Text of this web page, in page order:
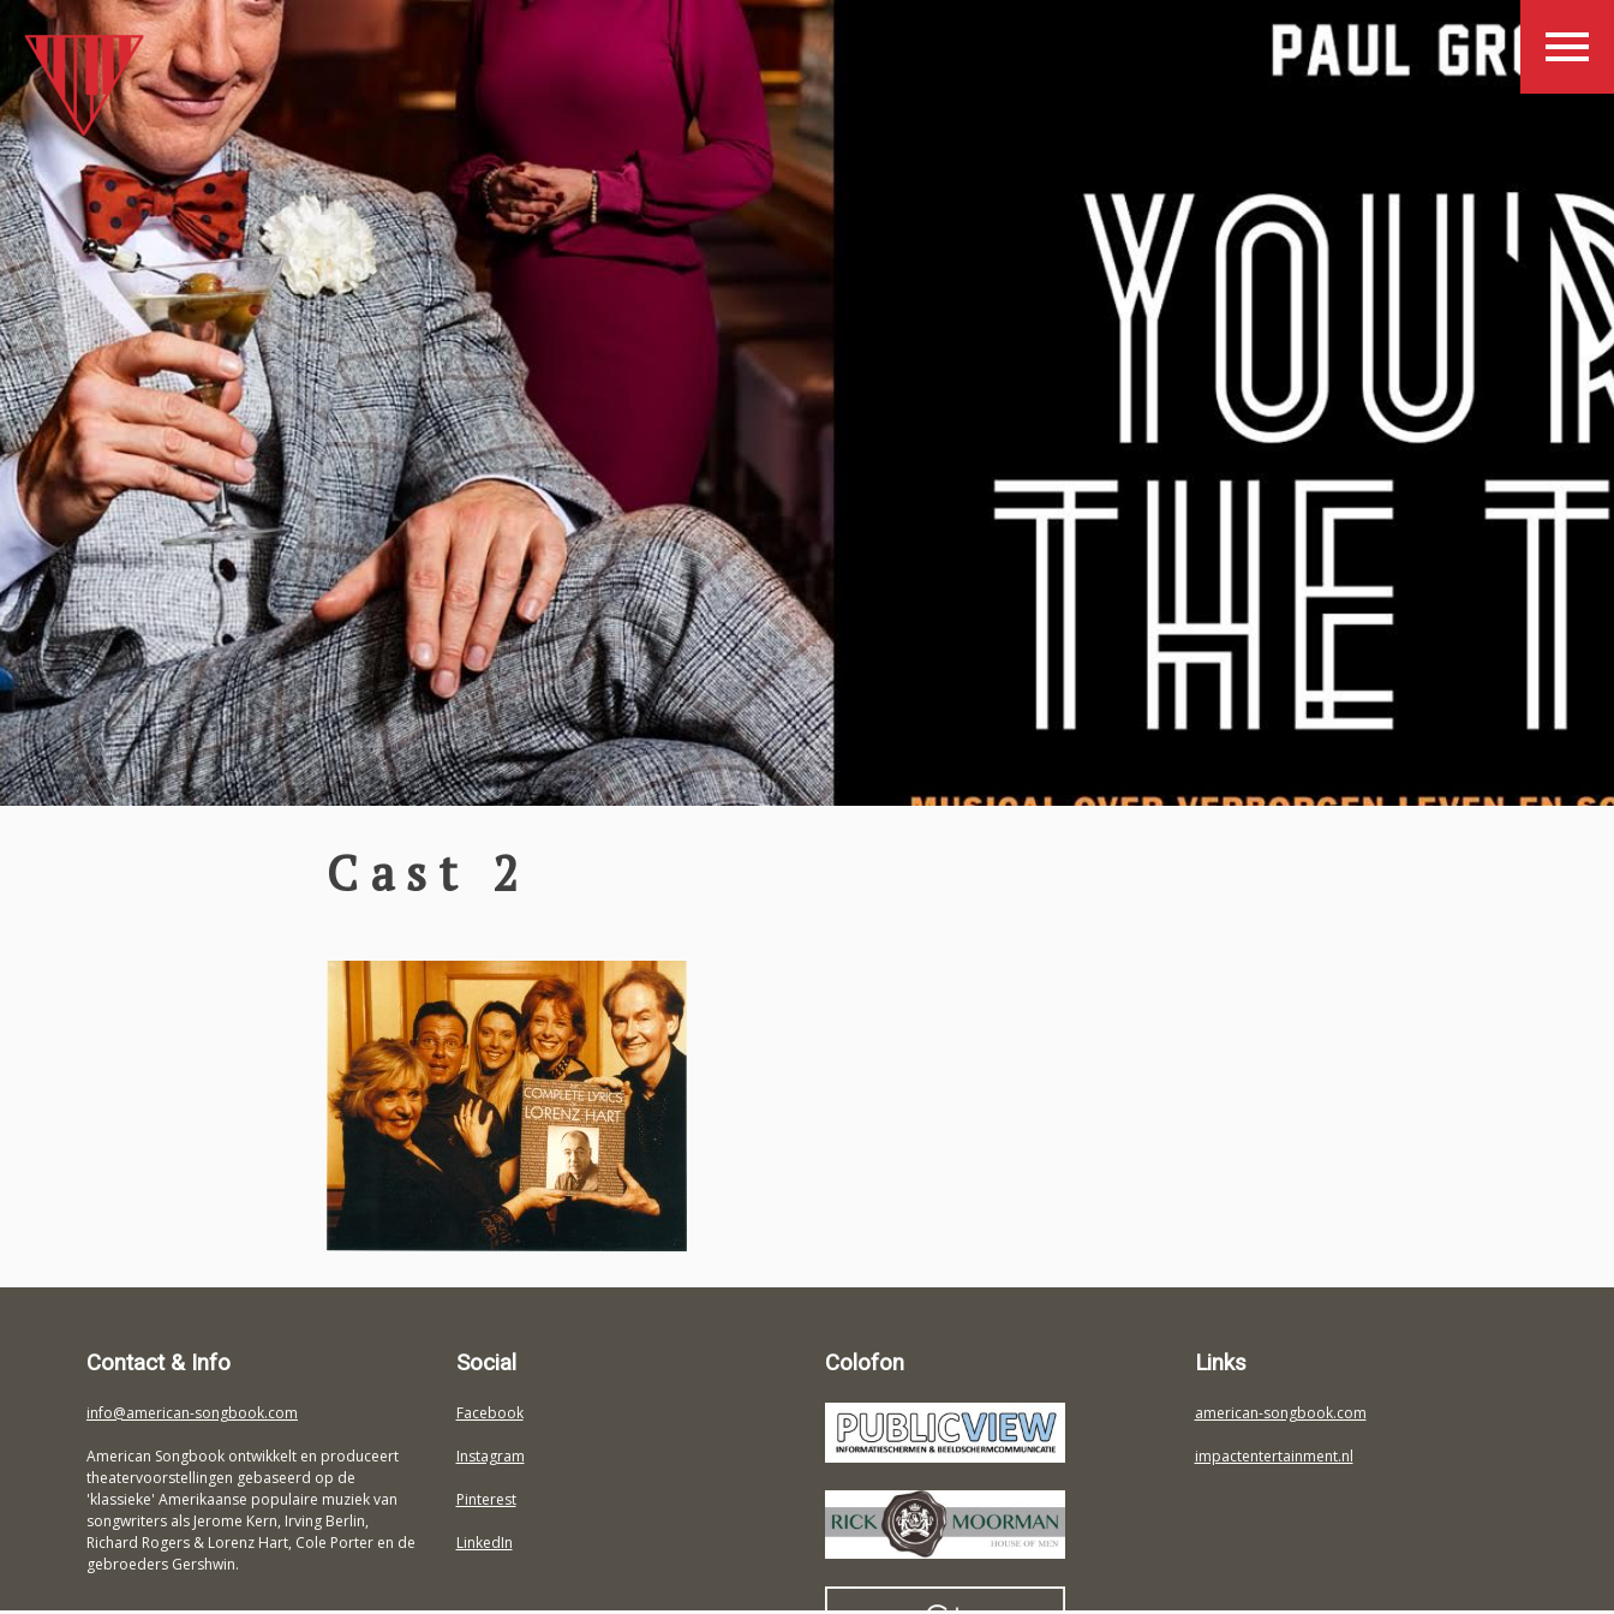
Cast 2
Contact & Info
info@american-songbook.com
American Songbook ontwikkelt en produceert
theatervoorstellingen gebaseerd op de
'klassieke' Amerikaanse populaire muziek van
songwriters als Jerome Kern, Irving Berlin,
Richard Rogers & Lorenz Hart, Cole Porter en de
gebroeders Gershwin.
Social
Facebook
Instagram
Pinterest
LinkedIn
Colofon Links
american-songbook.com
impactentertainment.nl